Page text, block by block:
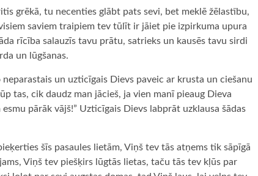
grēkā, tu necenties glābt pats sevi, bet meklē žēlastību,
saviem traipiem tev tūlīt ir jāiet pie izpirkuma upura
rīcība salauzīs tavu prātu, satrieks un kausēs tavu sirdi
un lūgšanas.
un uzticīgais Dievs paveic ar krusta un ciešanu
tas, cik daudz man jācieš, ja vien manī pieaug Dieva
pārāk vājš!” Uzticīgais Dievs labprāt uzklausa šādas
šīs pasaules lietām, Viņš tev tās atņems tik sāpīgā
Viņš tev piešķirs lūgtās lietas, taču tās tev kļūs par